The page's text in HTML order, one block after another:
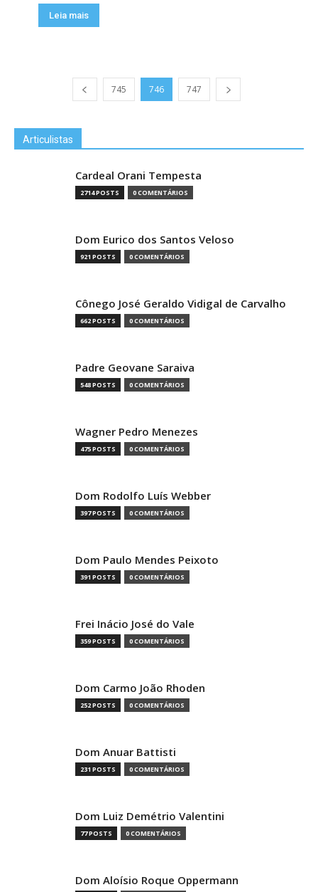
Leia mais
745 746 747
Articulistas
Cardeal Orani Tempesta
2714 POSTS 0 COMENTÁRIOS
Dom Eurico dos Santos Veloso
921 POSTS 0 COMENTÁRIOS
Cônego José Geraldo Vidigal de Carvalho
662 POSTS 0 COMENTÁRIOS
Padre Geovane Saraiva
548 POSTS 0 COMENTÁRIOS
Wagner Pedro Menezes
475 POSTS 0 COMENTÁRIOS
Dom Rodolfo Luís Webber
397 POSTS 0 COMENTÁRIOS
Dom Paulo Mendes Peixoto
391 POSTS 0 COMENTÁRIOS
Frei Inácio José do Vale
359 POSTS 0 COMENTÁRIOS
Dom Carmo João Rhoden
252 POSTS 0 COMENTÁRIOS
Dom Anuar Battisti
231 POSTS 0 COMENTÁRIOS
Dom Luiz Demétrio Valentini
77 POSTS 0 COMENTÁRIOS
Dom Aloísio Roque Oppermann